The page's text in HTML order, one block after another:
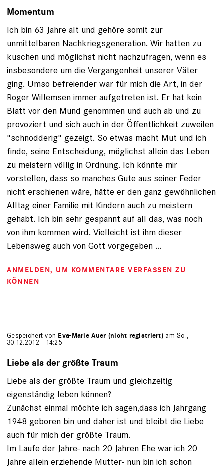
Momentum
Ich bin 63 Jahre alt und gehöre somit zur
unmittelbaren Nachkriegsgeneration. Wir hatten zu
kuschen und möglichst nicht nachzufragen, wenn es
insbesondere um die Vergangenheit unserer Väter
ging. Umso befreiender war für mich die Art, in der
Roger Willemsen immer aufgetreten ist. Er hat kein
Blatt vor den Mund genommen und auch ab und zu
provoziert und sich auch in der Öffentlichkeit zuweilen
"schnodderig" gezeigt. So etwas macht Mut und ich
finde, seine Entscheidung, möglichst allein das Leben
zu meistern völlig in Ordnung. Ich könnte mir
vorstellen, dass so manches Gute aus seiner Feder
nicht erschienen wäre, hätte er den ganz gewöhnlichen
Alltag einer Familie mit Kindern auch zu meistern
gehabt. Ich bin sehr gespannt auf all das, was noch
von ihm kommen wird. Vielleicht ist ihm dieser
Lebensweg auch von Gott vorgegeben ...
ANMELDEN, UM KOMMENTARE VERFASSEN ZU
KÖNNEN
Gespeichert von Eva-Marie Auer (nicht registriert) am So.,
30.12.2012 - 14:25
Liebe als der größte Traum
Liebe als der größte Traum und gleichzeitig
eigenständig leben können?
Zunächst einmal möchte ich sagen,dass ich Jahrgang
1948 geboren bin und daher ist und bleibt die Liebe
auch für mich der größte Traum.
Im Laufe der Jahre- nach 20 Jahren Ehe war ich 20
Jahre allein erziehende Mutter- nun bin ich schon